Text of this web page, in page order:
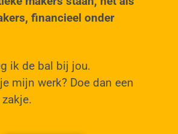
financieel onder
ik de bal bij jou.
mijn werk? Doe dan een